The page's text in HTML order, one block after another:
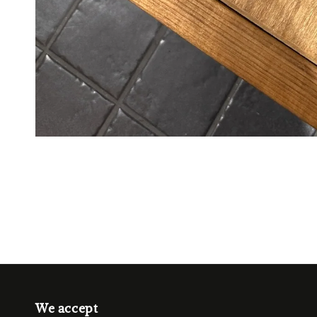
We accept